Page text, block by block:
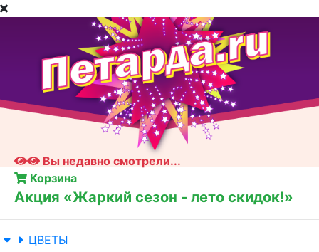
Вы недавно смотрели...
Корзина
Акция «Жаркий сезон - лето скидок!»
ЦВЕТЫ